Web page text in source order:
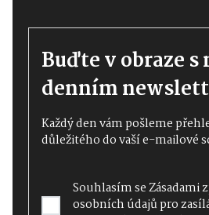
Buďte v obraze s
denním
Každý den vám pošleme
důležitého do vaší e-mailové
Souhlasím seZásadami
osobních údajůpro